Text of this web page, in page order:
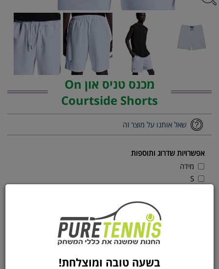
מכנס טניס און On
Courtside Shorts
שאל אותנו על מוצר זה
אפשרויות שדרוג ותוספות
מידה
S
בשעה טובה ומוצלחת!